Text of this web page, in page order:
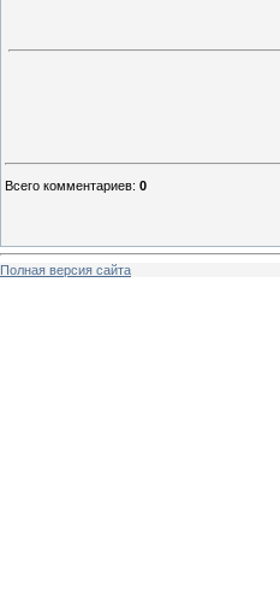
Всего комментариев: 0
Полная версия сайта